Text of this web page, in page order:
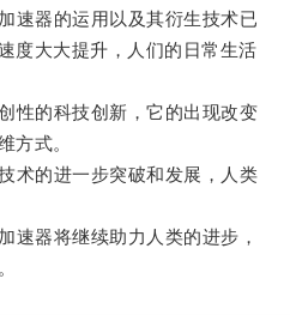
器的运用以及其衍生技术已
度大大提升，人们的日常生活
的科技创新，它的出现改变
方式。
的进一步突破和发展，人类
器将继续助力人类的进步，